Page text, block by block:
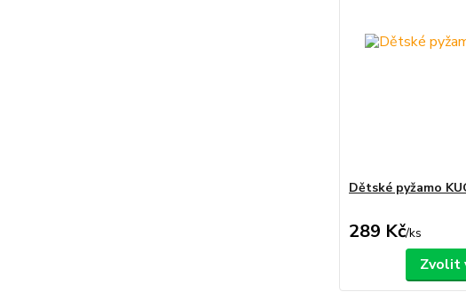
Dětské pyžamo
289 Kč/ks
Zvolit